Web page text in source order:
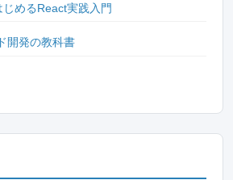
めるReact実践入門
開発の教科書